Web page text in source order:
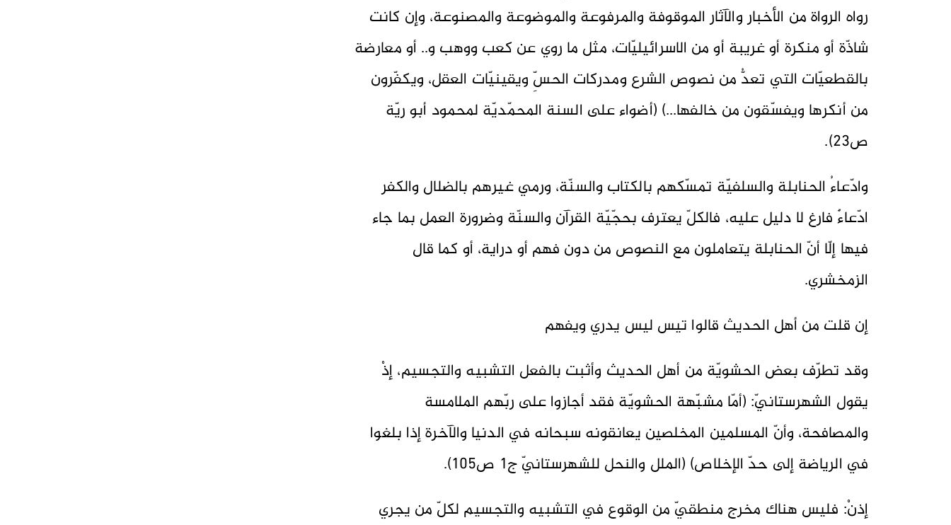
رواه الرواة من الأخبار والآثار الموقوفة والمرفوعة والموضوعة والمصنوعة، وإن كانت
شاذّة أو منكرة أو غريبة أو من الاسرائيليّات، مثل ما روي عن كعب ووهب و.. أو معارضة
بالقطعيّات التي تعدُّ من نصوص الشرع ومدركات الحسِّ ويقينيّات العقل، ويكفّرون
من أنكرها ويفسّقون من خالفها...) (أضواء على السنة المحمّديّة لمحمود أبو ريّة
ص23).
وادّعاءُ الحنابلة والسلفيّة تمسّكهم بالكتاب والسنّة، ورمي غيرهم بالضلال والكفر
ادّعاءٌ فارغ لا دليل عليه، فالكلّ يعترف بحجّيّة القرآن والسنّة وضرورة العمل بما جاء
فيها إلّا أنّ الحنابلة يتعاملون مع النصوص من دون فهم أو دراية، أو كما قال
الزمخشري.
إن قلت من أهل الحديث قالوا تيس ليس يدري ويفهم
وقد تطرّف بعض الحشويّة من أهل الحديث وأثبت بالفعل التشبيه والتجسيم، إذْ
يقول الشهرستانيّ: (أمّا مشبّهة الحشويّة فقد أجازوا على ربّهم الملامسة
والمصافحة، وأنّ المسلمين المخلصين يعانقونه سبحانه في الدنيا والآخرة إذا بلغوا
في الرياضة إلى حدّ الإخلاص) (الملل والنحل للشهرستانيّ ج1 ص105).
إذنْ: فليس هناك مخرج منطقيّ من الوقوع في التشبيه والتجسيم لكلّ من يجري